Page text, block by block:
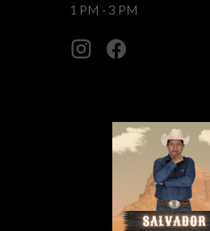
1 PM - 3 PM